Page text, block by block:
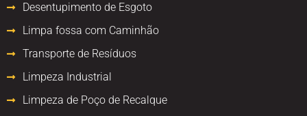
Desentupimento de Esgoto
Limpa fossa com Caminhão
Transporte de Resíduos
Limpeza Industrial
Limpeza de Poço de Recalque